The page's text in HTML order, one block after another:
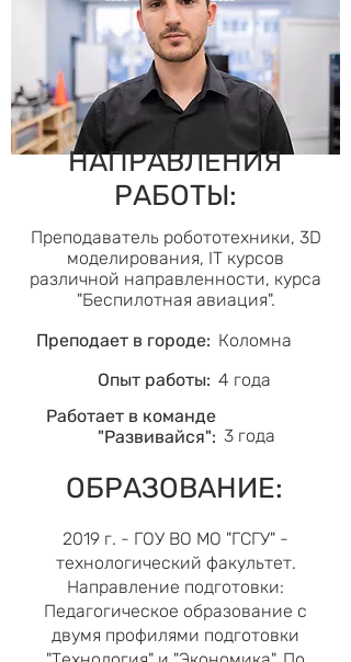
НАПРАВЛЕНИЯ
РАБОТЫ:
Преподаватель робототехники, 3D
моделирования, IT курсов
различной направленности, курса
"Беспилотная авиация".
Преподает в городе: Коломна
Опыт работы: 4 года
Работает в команде
"Развивайся": 3 года
ОБРАЗОВАНИЕ:
2019 г. - ГОУ ВО МО "ГСГУ" -
технологический факультет.
Направление подготовки:
Педагогическое образование с
двумя профилями подготовки